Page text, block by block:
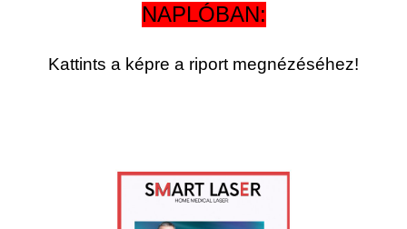
NAPLÓBAN:
Kattints a képre a riport megnézéséhez!